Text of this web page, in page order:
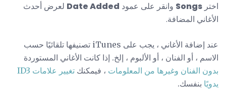
اختر Songs وانقر على عمود Date Added لعرض أحدث
الأغاني المضافة.
عند إضافة الأغاني ، يجب على iTunes تصنيفها تلقائيًا حسب
الاسم ، أو الفنان ، أو الألبوم ، إلخ. إذا كانت الأغاني المستوردة
بدون الفنان وغيرها من المعلومات ، فيمكنك
تغيير علامات ID3
يدويًا بنفسك.